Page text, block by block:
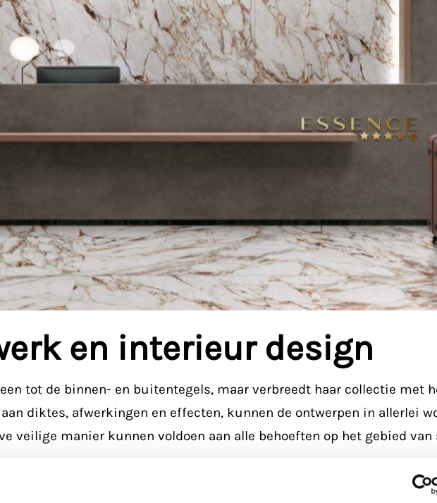
en interieur design
tot de binnen- en buitentegels, maar verbreedt haar collectie met
diktes, afwerkingen en effecten, kunnen de ontwerpen in allerlei
veilige manier kunnen voldoen aan alle behoeften op het gebied
designs ontwikkeld waarvan u alleen maar uw juiste maat door